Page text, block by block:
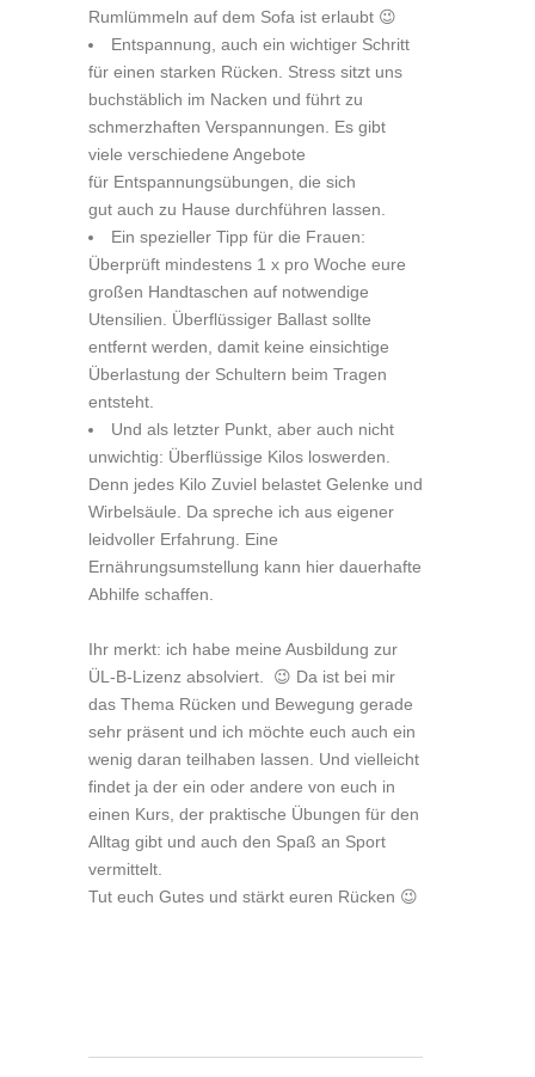
Rumlümmeln auf dem Sofa ist erlaubt 😉
Entspannung, auch ein wichtiger Schritt
für einen starken Rücken. Stress sitzt uns
buchstäblich im Nacken und führt zu
schmerzhaften Verspannungen. Es gibt
viele verschiedene Angebote
für Entspannungsübungen, die sich
gut auch zu Hause durchführen lassen.
Ein spezieller Tipp für die Frauen:
Überprüft mindestens 1 x pro Woche eure
großen Handtaschen auf notwendige
Utensilien. Überflüssiger Ballast sollte
entfernt werden, damit keine einsichtige
Überlastung der Schultern beim Tragen
entsteht.
Und als letzter Punkt, aber auch nicht
unwichtig: Überflüssige Kilos loswerden.
Denn jedes Kilo Zuviel belastet Gelenke und
Wirbelsäule. Da spreche ich aus eigener
leidvoller Erfahrung. Eine
Ernährungsumstellung kann hier dauerhafte
Abhilfe schaffen.
Ihr merkt: ich habe meine Ausbildung zur
ÜL-B-Lizenz absolviert. 😉 Da ist bei mir
das Thema Rücken und Bewegung gerade
sehr präsent und ich möchte euch auch ein
wenig daran teilhaben lassen. Und vielleicht
findet ja der ein oder andere von euch in
einen Kurs, der praktische Übungen für den
Alltag gibt und auch den Spaß an Sport
vermittelt.
Tut euch Gutes und stärkt euren Rücken 😉